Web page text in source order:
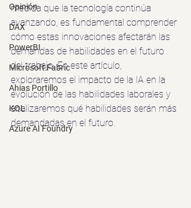
Opinión
DAX
PowerBI
Microsoft Fabric
Ahias Portillo
KQL
Azure AI Foundry
medida que la tecnología continúa
avanzando, es fundamental comprender
cómo estas innovaciones afectarán las
demandas de habilidades en el futuro
del trabajo. En este artículo,
exploraremos el impacto de la IA en la
evolución de las habilidades laborales y
analizaremos qué habilidades serán más
demandadas en el futuro.